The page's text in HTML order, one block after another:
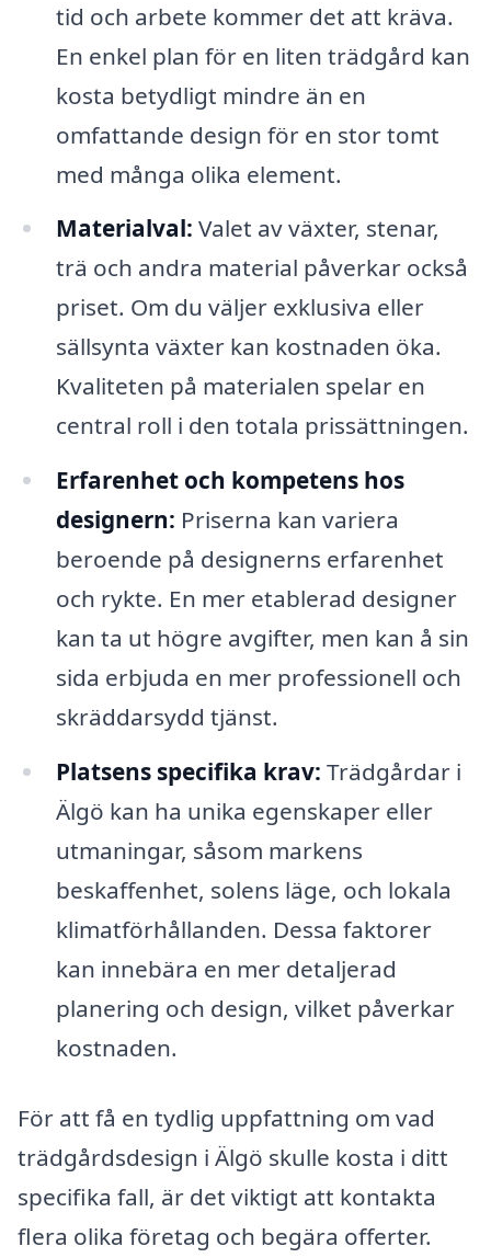
tid och arbete kommer det att kräva.
En enkel plan för en liten trädgård kan
kosta betydligt mindre än en
omfattande design för en stor tomt
med många olika element.
Materialval: Valet av växter, stenar,
trä och andra material påverkar också
priset. Om du väljer exklusiva eller
sällsynta växter kan kostnaden öka.
Kvaliteten på materialen spelar en
central roll i den totala prissättningen.
Erfarenhet och kompetens hos
designern: Priserna kan variera
beroende på designerns erfarenhet
och rykte. En mer etablerad designer
kan ta ut högre avgifter, men kan å sin
sida erbjuda en mer professionell och
skräddarsydd tjänst.
Platsens specifika krav: Trädgårdar i
Älgö kan ha unika egenskaper eller
utmaningar, såsom markens
beskaffenhet, solens läge, och lokala
klimatförhållanden. Dessa faktorer
kan innebära en mer detaljerad
planering och design, vilket påverkar
kostnaden.
För att få en tydlig uppfattning om vad
trädgårdsdesign i Älgö skulle kosta i ditt
specifika fall, är det viktigt att kontakta
flera olika företag och begära offerter.